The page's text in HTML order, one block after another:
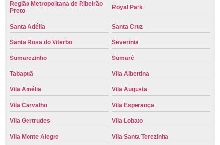
Região Metropolitana de Ribeirão
Preto
Royal Park
Santa Adélia Santa Cruz
Santa Rosa do Viterbo Severinia
Sumarezinho Sumaré
Tabapuã Vila Albertina
Vila Amélia Vila Augusta
Vila Carvalho Vila Esperança
Vila Gertrudes Vila Lobato
Vila Monte Alegre Vila Santa Terezinha